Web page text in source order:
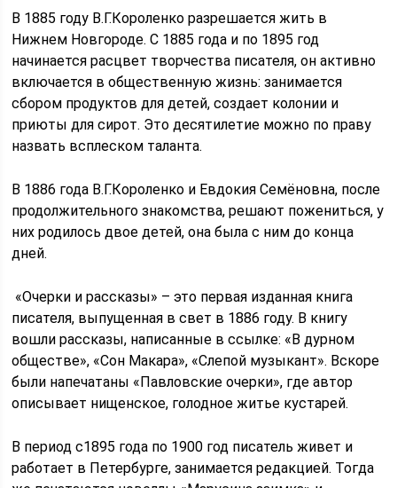
В 1885 году В.Г.Короленко разрешается жить в
Нижнем Новгороде. С 1885 года и по 1895 год
начинается расцвет творчества писателя, он активно
включается в общественную жизнь: занимается
сбором продуктов для детей, создает колонии и
приюты для сирот. Это десятилетие можно по праву
назвать всплеском таланта.
В 1886 года В.Г.Короленко и Евдокия Семёновна, после
продолжительного знакомства, решают пожениться, у
них родилось двое детей, она была с ним до конца
дней.
«Очерки и рассказы» – это первая изданная книга
писателя, выпущенная в свет в 1886 году. В книгу
вошли рассказы, написанные в ссылке: «В дурном
обществе», «Сон Макара», «Слепой музыкант». Вскоре
были напечатаны «Павловские очерки», где автор
описывает нищенское, голодное житье кустарей.
В период с1895 года по 1900 год писатель живет и
работает в Петербурге, занимается редакцией. Тогда